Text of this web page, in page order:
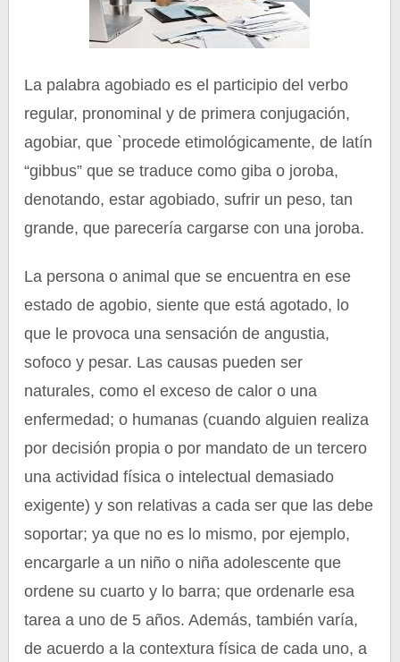
La palabra agobiado es el participio del verbo
regular, pronominal y de primera conjugación,
agobiar, que `procede etimológicamente, de latín
“gibbus” que se traduce como giba o joroba,
denotando, estar agobiado, sufrir un peso, tan
grande, que parecería cargarse con una joroba.
La persona o animal que se encuentra en ese
estado de agobio, siente que está agotado, lo
que le provoca una sensación de angustia,
sofoco y pesar. Las causas pueden ser
naturales, como el exceso de calor o una
enfermedad; o humanas (cuando alguien realiza
por decisión propia o por mandato de un tercero
una actividad física o intelectual demasiado
exigente) y son relativas a cada ser que las debe
soportar; ya que no es lo mismo, por ejemplo,
encargarle a un niño o niña adolescente que
ordene su cuarto y lo barra; que ordenarle esa
tarea a uno de 5 años. Además, también varía,
de acuerdo a la contextura física de cada uno, a